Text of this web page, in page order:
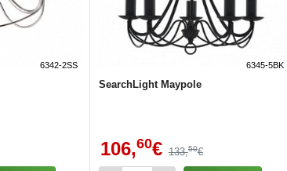
6342-2SS 6345-5BK
SearchLight Maypole
106,60€ 133,50€